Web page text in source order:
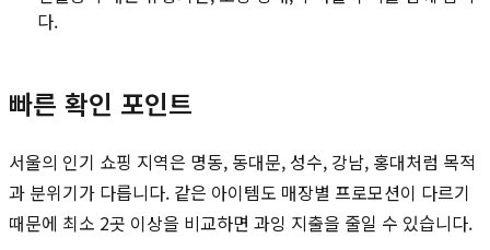
다.
빠른 확인 포인트
서울의 인기 쇼핑 지역은 명동, 동대문, 성수, 강남, 홍대처럼 목적
과 분위기가 다릅니다. 같은 아이템도 매장별 프로모션이 다르기
때문에 최소 2곳 이상을 비교하면 과잉 지출을 줄일 수 있습니다.